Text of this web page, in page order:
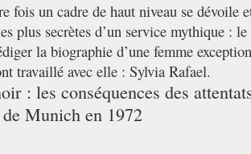
fois un cadre de haut niveau se dévoile
plus secrètes d’un service mythique :
la biographie d’une femme
travaillé avec elle : Sylvia Rafael.
: les conséquences des
Munich en 1972